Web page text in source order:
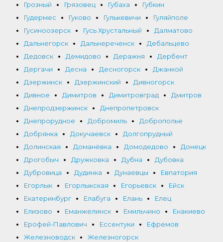
Грозный
Грязовец Губаха
Губкин
Гудермес
Гуково Гулькевичи
Гуляйполе
Гусиноозерск
Гусь Хрустальный
Далматово
Дальнегорск
Дальнереченск
Дебальцево
Дедовск
Демидово Деражня
Дербент
Дергачи
Десна Десногорск
Джанкой
Дзержинск
Дзержинский
Дивногорск
Дивное
Димитров Димитровград
Дмитров
Днепродзержинск
Днепропетровск
Днепрорудное
Добромиль
Доброполье
Добрянка
Докучаевск
Долгопрудный
Долинская
Доманёвка Домодедово
Донецк
Дрогобыч
Дружковка Дубна
Дубовка
Дубровица
Дудинка Дунаевцы
Евпатория
Егорлык
Егорлыкская Егорьевск
Ейск
Екатеринбург
Елабуга Елань
Елец
Елизово
Еманжелинск Емильчино
Енакиево
Ерофей-Павлович
Ессентуки
Ефремов
Железноводск
Железногорск